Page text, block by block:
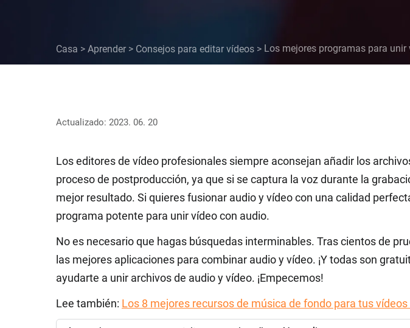
Casa > Aprender> Consejos para editar vídeos > Los mejores programas para
Actualizado: 2023. 06. 20
Los editores de vídeo profesionales siempre aconsejan añadir los
proceso de postproducción, ya que si se captura la voz durante la
mejor resultado. Si quieres fusionar audio y vídeo con una calidad
programa potente para unir vídeo con audio.
No es necesario que hagas búsquedas interminables. Tras cientos de
las mejores aplicaciones para combinar audio y vídeo. ¡Y todas son
ayudarte a unir archivos de audio y vídeo. ¡Empecemos!
Lee también: Los 8 mejores recursos de música de fondo para tus vídeos